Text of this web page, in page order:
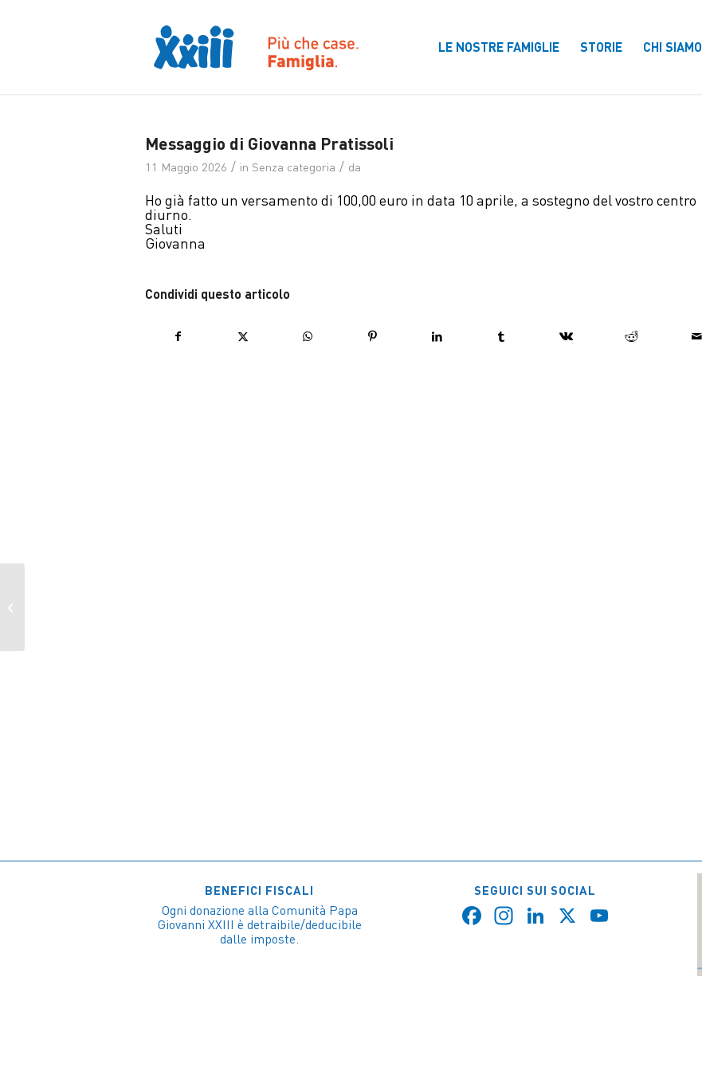
LE NOSTRE FAMIGLIE STORIE CHI SIAMO
Messaggio di Giovanna Pratissoli
11 Maggio 2026 / in Senza categoria / da
Ho già fatto un versamento di 100,00 euro in data 10 aprile, a sostegno del vostro centro
diurno.
Saluti
Giovanna
Condividi questo articolo
BENEFICI FISCALI
Ogni donazione alla Comunità Papa
Giovanni XXIII è detraibile/deducibile
dalle imposte.
SEGUICI SUI SOCIAL
Facebook
Instagram
LinkedIn
X